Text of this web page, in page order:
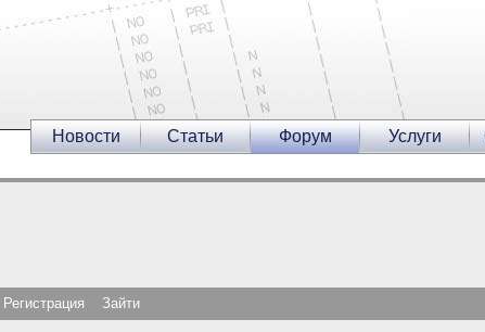
Новости Статьи Форум Услуги
Регистрация
Зайти